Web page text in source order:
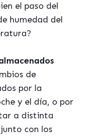
el paso del
humedad del
de
por la
y el día, o por
a distinta
con los